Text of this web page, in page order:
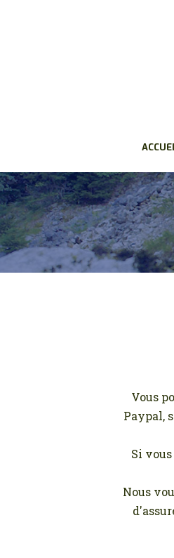
Vous
Paypal,
Si
Nous